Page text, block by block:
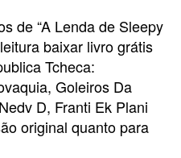
de “A Lenda de Sleepy
baixar livro grátis
Tcheca:
Goleiros Da
D, Franti Ek Plani
original quanto para